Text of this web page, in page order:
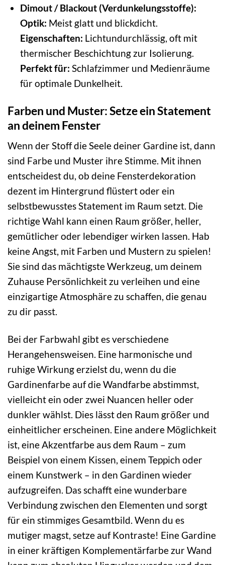
Dimout / Blackout (Verdunkelungsstoffe):
Optik: Meist glatt und blickdicht.
Eigenschaften: Lichtundurchlässig, oft mit
thermischer Beschichtung zur Isolierung.
Perfekt für: Schlafzimmer und Medienräume
für optimale Dunkelheit.
Farben und Muster: Setze ein Statement
an deinem Fenster
Wenn der Stoff die Seele deiner Gardine ist, dann
sind Farbe und Muster ihre Stimme. Mit ihnen
entscheidest du, ob deine Fensterdekoration
dezent im Hintergrund flüstert oder ein
selbstbewusstes Statement im Raum setzt. Die
richtige Wahl kann einen Raum größer, heller,
gemütlicher oder lebendiger wirken lassen. Hab
keine Angst, mit Farben und Mustern zu spielen!
Sie sind das mächtigste Werkzeug, um deinem
Zuhause Persönlichkeit zu verleihen und eine
einzigartige Atmosphäre zu schaffen, die genau
zu dir passt.
Bei der Farbwahl gibt es verschiedene
Herangehensweisen. Eine harmonische und
ruhige Wirkung erzielst du, wenn du die
Gardinenfarbe auf die Wandfarbe abstimmst,
vielleicht ein oder zwei Nuancen heller oder
dunkler wählst. Dies lässt den Raum größer und
einheitlicher erscheinen. Eine andere Möglichkeit
ist, eine Akzentfarbe aus dem Raum – zum
Beispiel von einem Kissen, einem Teppich oder
einem Kunstwerk – in den Gardinen wieder
aufzugreifen. Das schafft eine wunderbare
Verbindung zwischen den Elementen und sorgt
für ein stimmiges Gesamtbild. Wenn du es
mutiger magst, setze auf Kontraste! Eine Gardine
in einer kräftigen Komplementärfarbe zur Wand